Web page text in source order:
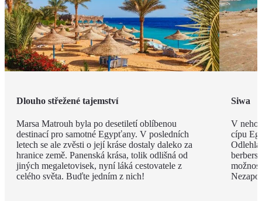
Dlouho střežené tajemství
Marsa Matrouh byla po desetiletí oblíbenou
destinací pro samotné Egypťany. V posledních
letech se ale zvěsti o její kráse dostaly daleko za
hranice země. Panenská krása, tolik odlišná od
jiných megaletovisek, nyní láká cestovatele z
celého světa. Buďte jedním z nich!
Siwa
V
cípu
Odlehlá